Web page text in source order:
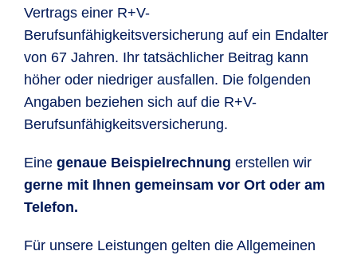
Vertrags einer R+V-
Berufsunfähigkeitsversicherung auf ein Endalter
von 67 Jahren. Ihr tatsächlicher Beitrag kann
höher oder niedriger ausfallen. Die folgenden
Angaben beziehen sich auf die R+V-
Berufsunfähigkeitsversicherung.
Eine genaue Beispielrechnung erstellen wir
gerne mit Ihnen gemeinsam vor Ort oder am
Telefon.
Für unsere Leistungen gelten die Allgemeinen